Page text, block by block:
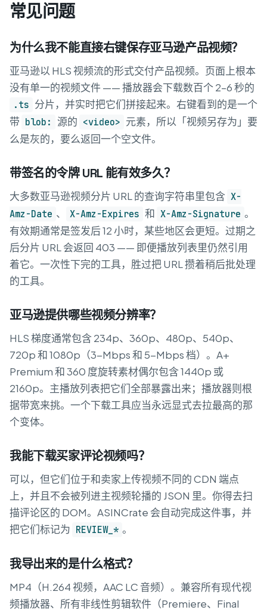
常见问题
为什么我不能直接右键保存亚马逊产品视频？
亚马逊以 HLS 视频流的形式交付产品视频。页面上根本
没有单一的视频文件 —— 播放器会下载数百个 2–6 秒的
.ts 分片，并实时把它们拼接起来。右键看到的是一个
带 blob: 源的 <video> 元素，所以「视频另存为」要
么是灰的，要么返回一个空文件。
带签名的令牌 URL 能有效多久？
大多数亚马逊视频分片 URL 的查询字符串里包含 X-
Amz-Date 、 X-Amz-Expires 和 X-Amz-Signature 。
有效期通常是签发后 12 小时，某些地区会更短。过期之
后分片 URL 会返回 403 —— 即便播放列表里仍然引用
着它。一次性下完的工具，胜过把 URL 攒着稍后批处理
的工具。
亚马逊提供哪些视频分辨率？
HLS 梯度通常包含 234p、360p、480p、540p、
720p 和 1080p（3-Mbps 和 5-Mbps 档）。A+
Premium 和 360 度旋转素材偶尔包含 1440p 或
2160p。主播放列表把它们全部暴露出来；播放器则根
据带宽来挑。一个下载工具应当永远显式去拉最高的那
个变体。
我能下载买家评论视频吗？
可以，但它们位于和卖家上传视频不同的 CDN 端点
上，并且不会被列进主视频轮播的 JSON 里。你得去扫
描评论区的 DOM。ASINCrate 会自动完成这件事，并
把它们标记为 REVIEW_* 。
我导出来的是什么格式？
MP4（H.264 视频，AAC LC 音频）。兼容所有现代视
频播放器、所有非线性剪辑软件（Premiere、Final